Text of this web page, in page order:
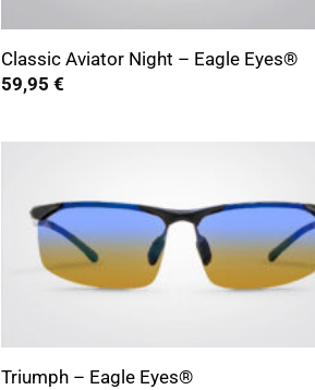
Classic Aviator Night – Eagle Eyes®
59,95 €
Triumph – Eagle Eyes®